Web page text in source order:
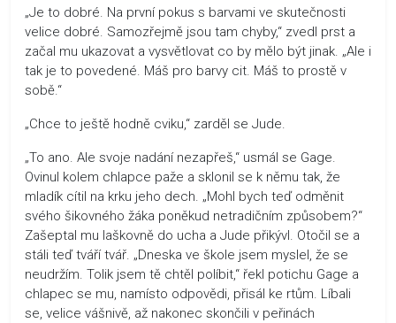
„Je to dobré. Na první pokus s barvami ve skutečnosti
velice dobré. Samozřejmě jsou tam chyby,“ zvedl prst a
začal mu ukazovat a vysvětlovat co by mělo být jinak. „Ale i
tak je to povedené. Máš pro barvy cit. Máš to prostě v
sobě.“
„Chce to ještě hodně cviku,“ zarděl se Jude.
„To ano. Ale svoje nadání nezapřeš,“ usmál se Gage.
Ovinul kolem chlapce paže a sklonil se k němu tak, že
mladík cítil na krku jeho dech. „Mohl bych teď odměnit
svého šikovného žáka poněkud netradičním způsobem?“
Zašeptal mu laškovně do ucha a Jude přikývl. Otočil se a
stáli teď tváří tvář. „Dneska ve škole jsem myslel, že se
neudržím. Tolik jsem tě chtěl políbit,“ řekl potichu Gage a
chlapec se mu, namísto odpovědi, přisál ke rtům. Líbali
se, velice vášnivě, až nakonec skončili v peřinách